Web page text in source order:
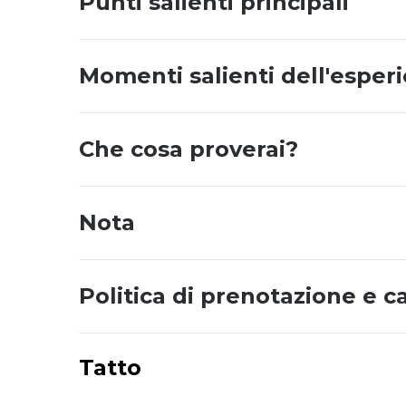
Momenti salienti
Che cosa proverai?
Nota
Politica di prenotazione e
Tatto